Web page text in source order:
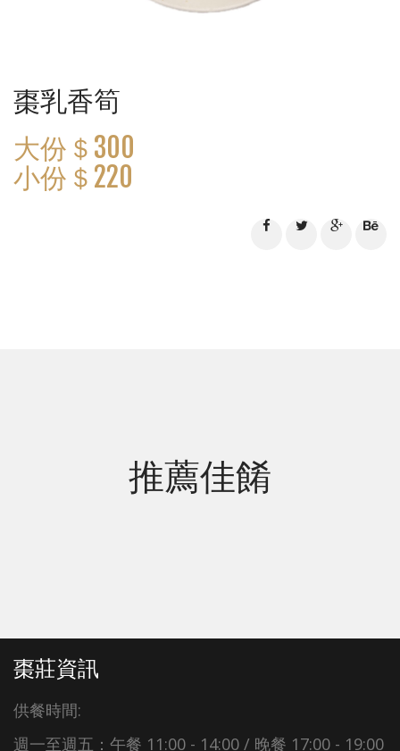
棗乳香筍
大份＄300
小份＄220
推薦佳餚
棗莊資訊
供餐時間:
週一至週五：午餐 11:00 - 14:00 / 晚餐 17:00 - 19:00